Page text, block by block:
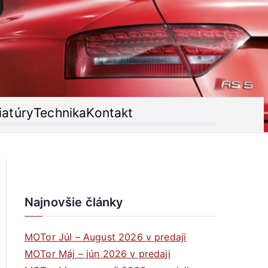
TechnikaKontakt
Najnovšie články
MOTor Júl – August 2026 v predaji
MOTor Máj – jún 2026 v predaji